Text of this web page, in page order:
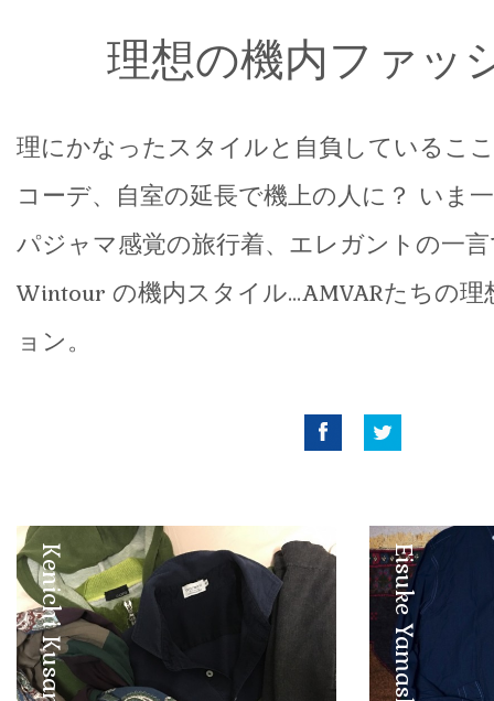
理想の機内ファッ
理にかなったスタイルと自負しているこ
コーデ、自室の延長で機上の人に？ いま
パジャマ感覚の旅行着、エレガントの一
Wintour の機内スタイル…AMVARたちの
ョン。
Kenichi Kusano Eisuke Yamashita